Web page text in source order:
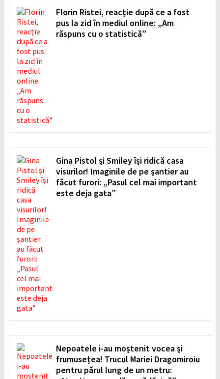
Florin Ristei, reacție după ce a fost
pus la zid în mediul online: „Am
răspuns cu o statistică”
Gina Pistol și Smiley își ridică casa
visurilor! Imaginile de pe șantier au
făcut furori: „Pasul cel mai important
este deja gata”
Nepoatele i-au moștenit vocea și
frumusețea! Trucul Mariei Dragomiroiu
pentru părul lung de un metru: